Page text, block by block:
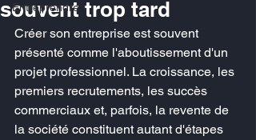
Entreprendre
souvent trop tard
Créer son entreprise est souvent
présenté comme l'aboutissement d'un
projet professionnel. La croissance, les
premiers recrutements, les succès
commerciaux et, parfois, la revente de
la société constituent autant d'étapes